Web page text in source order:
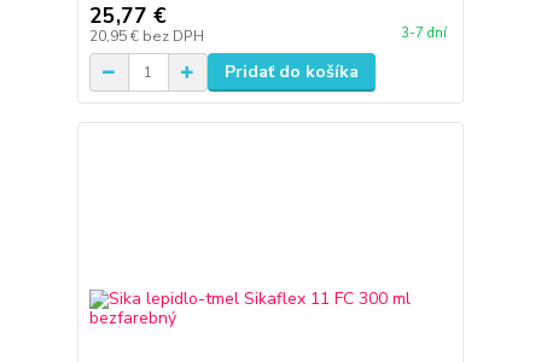
25,77 €
20,95 € bez DPH 3-7 dní
Pridať do košíka